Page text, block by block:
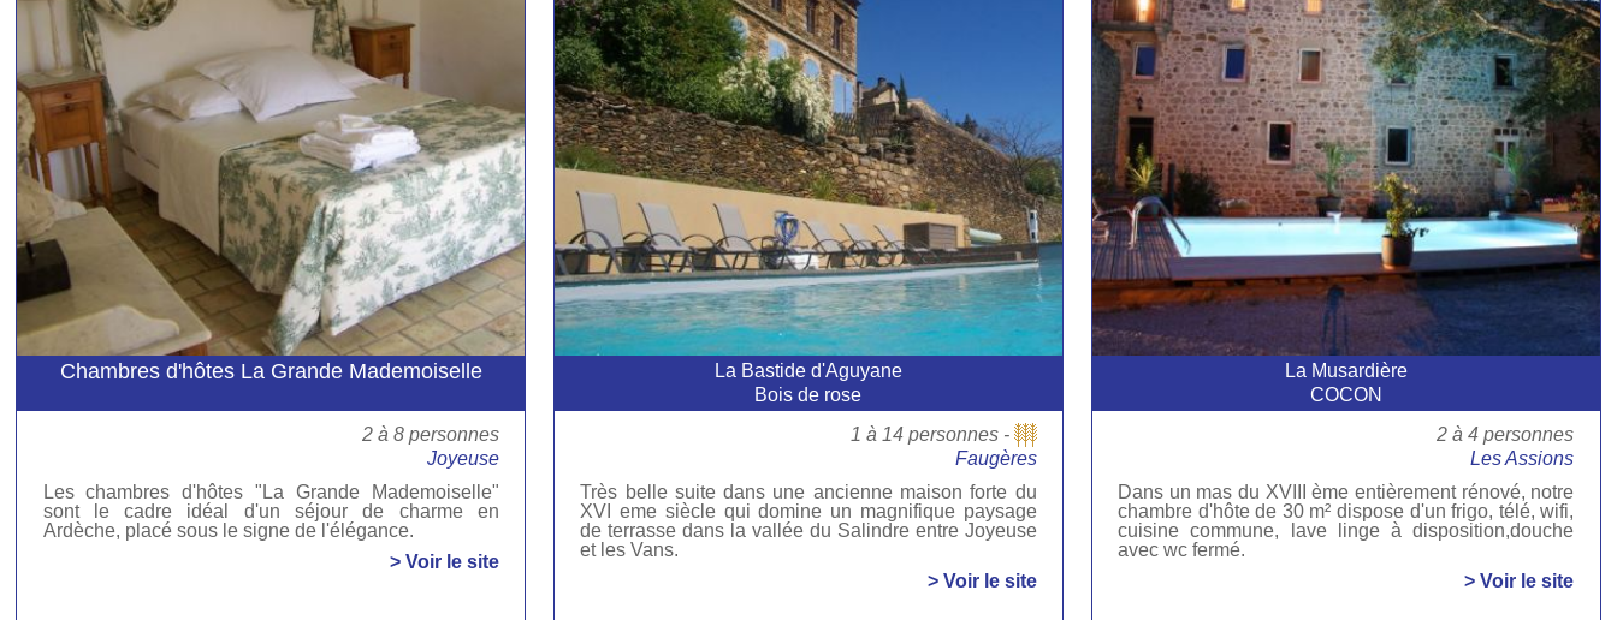
Chambres d'hôtes La Grande Mademoiselle
2 à 8 personnes
Joyeuse
Les chambres d'hôtes "La Grande Mademoiselle"
sont le cadre idéal d'un séjour de charme en
Ardèche, placé sous le signe de l'élégance.
> Voir le site
La Bastide d'Aguyane
Bois de rose
1 à 14 personnes -
Faugères
Très belle suite dans une ancienne maison forte du
XVI eme siècle qui domine un magnifique paysage
de terrasse dans la vallée du Salindre entre Joyeuse
et les Vans.
> Voir le site
La Musardière
COCON
2 à 4 personnes
Les Assions
Dans un mas du XVIII ème entièrement rénové, notre
chambre d'hôte de 30 m² dispose d'un frigo, télé, wifi,
cuisine commune, lave linge à disposition,douche
avec wc fermé.
> Voir le site